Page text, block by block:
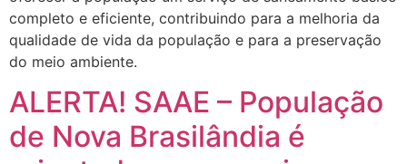
completo e eficiente, contribuindo para a melhoria da
qualidade de vida da população e para a preservação
do meio ambiente.
ALERTA! SAAE – População
de Nova Brasilândia é